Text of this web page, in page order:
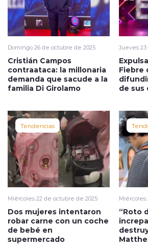
Domingo 26 de octubre de 2025
Cristián Campos
contraataca: la millonaria
demanda que sacude a la
familia Di Girolamo
Jueves
Fiebre
de sus
Tendencias
Miércoles 22 de octubre de 2025
Dos mujeres intentaron
robar carne con un coche
de bebé en
supermercado
Miércoles
“Roto